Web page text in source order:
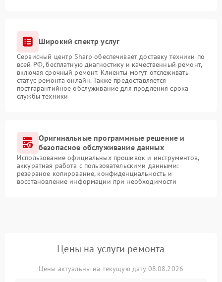
Широкий спектр услуг
Сервисный центр Sharp обеспечивает доставку техники по
всей РФ, бесплатную диагностику и качественный ремонт,
включая срочный ремонт. Клиенты могут отслеживать
статус ремонта онлайн. Также предоставляется
постгарантийное обслуживание для продления срока
службы техники
Оригинальные программные решение и
безопасное обслуживание данных
Использование официальных прошивок и инструментов,
аккуратная работа с пользовательскими данными:
резервное копирование, конфиденциальность и
восстановление информации при необходимости
Цены на услуги ремонта
Цены актуальны на текущую дату 08.08.2026